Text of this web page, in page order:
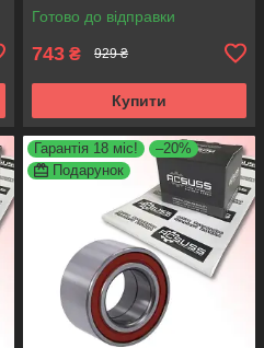
Передній. АКСУСС Корея!
VKBA1410 , R182.60 ,
Готово до відправки
743 ₴ 929 ₴
Купити
Гарантія 18 міс!
–20%
Подарунок